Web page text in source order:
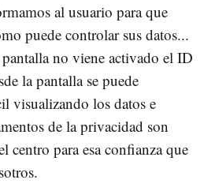
al usuario para que
puede controlar sus datos...
no viene activado el ID
la pantalla se puede
visualizando los datos e
de la privacidad son
centro para esa confianza que